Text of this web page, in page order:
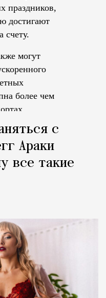
праздников,
достигают
счету.
могут
более чем
с
Араки
все такие